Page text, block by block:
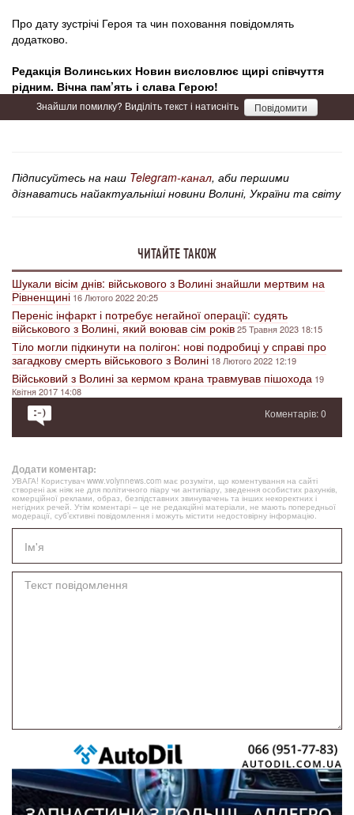
Про дату зустрічі Героя та чин поховання повідомлять
додатково.
Редакція Волинських Новин висловлює щирі співчуття
рідним. Вічна пам’ять і слава Герою!
Знайшли помилку? Виділіть текст і натисніть Повідомити
Підписуйтесь на наш Telegram-канал, аби першими
дізнаватись найактуальніші новини Волині, України та світу
ЧИТАЙТЕ ТАКОЖ
Шукали вісім днів: військового з Волині знайшли мертвим на
Рівненщині 16 Лютого 2022 20:25
Переніс інфаркт і потребує негайної операції: судять
військового з Волині, який воював сім років25 Травня 2023 18:15
Тіло могли підкинути на полігон: нові подробиці у справі про
загадкову смерть військового з Волині 18 Лютого 2022 12:19
Військовий з Волині за кермом крана травмував пішохода 19
Квітня 2017 14:08
Коментарів: 0
Додати коментар:
УВАГА! Користувач www.volynnews.com має розуміти, що коментування на сайті
створені аж ніяк не для політичного піару чи антипіару, зведення особистих рахунків,
комерційної реклами, образ, безпідставних звинувачень та інших некоректних і
негідних речей. Утім коментарі – це не редакційні матеріали, не мають попередньої
модерації, суб’єктивні повідомлення і можуть містити недостовірну інформацію.